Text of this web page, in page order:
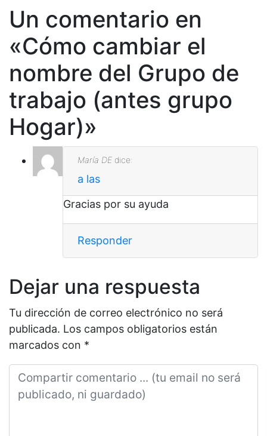
Un comentario en
«Cómo cambiar el
nombre del Grupo de
trabajo (antes grupo
Hogar)»
María DE dice:
a las
Gracias por su ayuda
Responder
Dejar una respuesta
Tu dirección de correo electrónico no será
publicada. Los campos obligatorios están
marcados con *